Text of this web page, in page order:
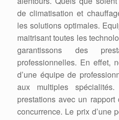
de climatisation et
les solutions optimales.
maitrisant toutes les
garantissons des
professionnelles. En effet,
d’une équipe de
aux multiples
prestations avec un
concurrence. Le prix d’une